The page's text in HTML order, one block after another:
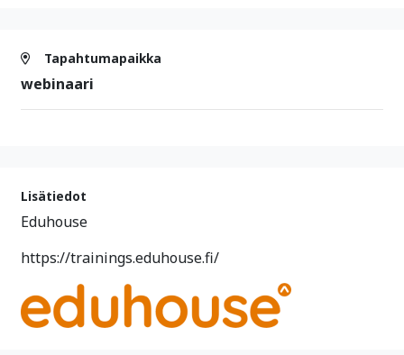
Tapahtumapaikka
webinaari
Lisätiedot
Eduhouse
https://trainings.eduhouse.fi/